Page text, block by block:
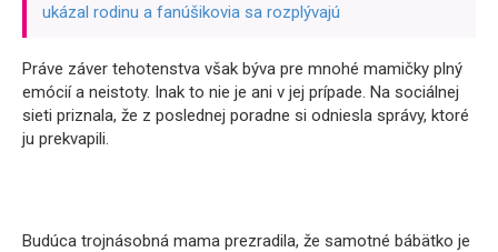
ukázal rodinu a fanúšikovia sa rozplývajú
Práve záver tehotenstva však býva pre mnohé mamičky plný
emócií a neistoty. Inak to nie je ani v jej prípade. Na sociálnej
sieti priznala, že z poslednej poradne si odniesla správy, ktoré
ju prekvapili.
Budúca trojnásobná mama prezradila, že samotné bábätko je